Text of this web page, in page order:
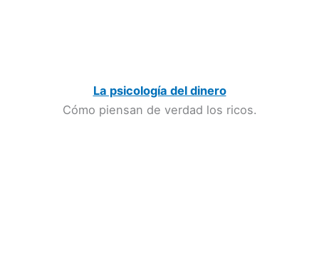
La psicología del dinero
Cómo piensan de verdad los ricos.